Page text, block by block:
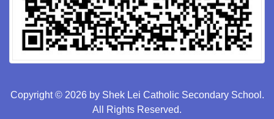
Copyright © 2026 by Shek Lei Catholic Secondary School.
All Rights Reserved.